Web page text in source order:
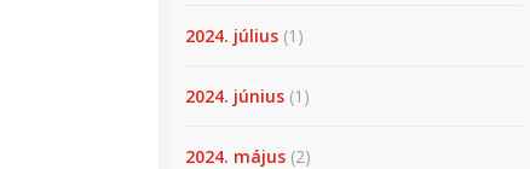
2024. július (1)
2024. június (1)
2024. május (2)